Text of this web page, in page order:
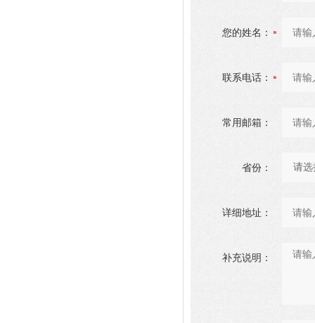
您的姓名：
联系电话：
常用邮箱：
省份：
详细地址：
补充说明：